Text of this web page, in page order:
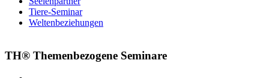
Tiere-Seminar
Weltenbeziehungen
TH® Themenbezogene Seminare